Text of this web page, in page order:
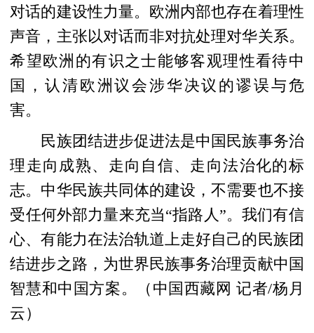
对话的建设性力量。欧洲内部也存在着理性
声音，主张以对话而非对抗处理对华关系。
希望欧洲的有识之士能够客观理性看待中
国，认清欧洲议会涉华决议的谬误与危
害。
民族团结进步促进法是中国民族事务治
理走向成熟、走向自信、走向法治化的标
志。中华民族共同体的建设，不需要也不接
受任何外部力量来充当“指路人”。我们有信
心、有能力在法治轨道上走好自己的民族团
结进步之路，为世界民族事务治理贡献中国
智慧和中国方案。（中国西藏网 记者/杨月
云）